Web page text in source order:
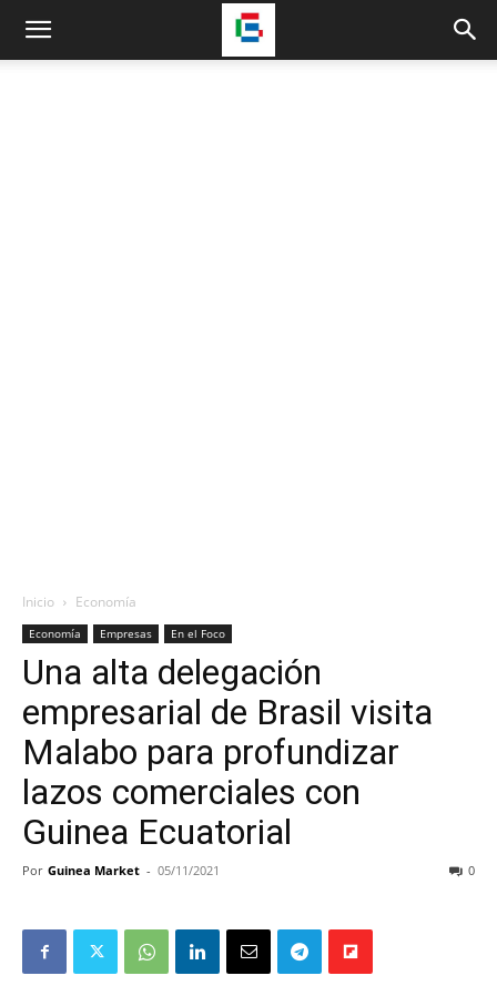
Inicio Economía
Economía Empresas En el Foco
Una alta delegación
empresarial de Brasil visita
Malabo para profundizar
lazos comerciales con
Guinea Ecuatorial
Por Guinea Market - 05/11/2021 0